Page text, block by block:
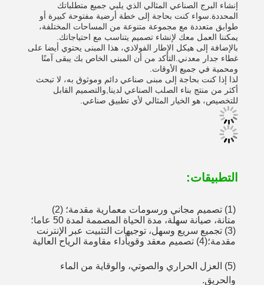
إنشاء البرج الصناعي المثالي الذي يلبي جميع متطلباتك
المحددة.سواء كنت بحاجة إلى خطة أرضية مفتوحة كبيرة أو
طوابق متعددة مع مجموعة متنوعة من المساحات المختلفة،
يمكننا العمل معك لإنشاء تصميم يتناسب مع احتياجاتك.
بالإضافة إلى هيكل الإطار الفولاذي، هذا المبنى يحتوي أيضا على
غطاء جدار معدني.التأكد من أن المبنى الخاص بك يبقى آمنًا
ومحمية في جميع الأوقات.
لذا إذا كنت بحاجة إلى مبنى صناعي دائم وموثوق به، لا تبحث
أكثر من منتج بناء الصلب الصناعي لدينا,والتصميم القابل
للتخصيص، هو الخيار المثالي لأي تطبيق صناعي.
التطبيقات:
مقدمة؛(4) تصميم معقد وقويأداء مقاومة الرياح العالية
والحريق.